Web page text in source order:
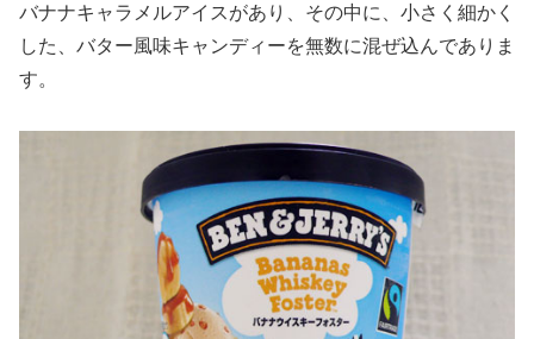
バナナキャラメルアイスがあり、その中に、小さく細かく
した、バター風味キャンディーを無数に混ぜ込んでありま
す。